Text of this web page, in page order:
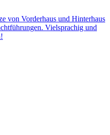
von Vorderhaus und Hinterhaus
Vielsprachig und